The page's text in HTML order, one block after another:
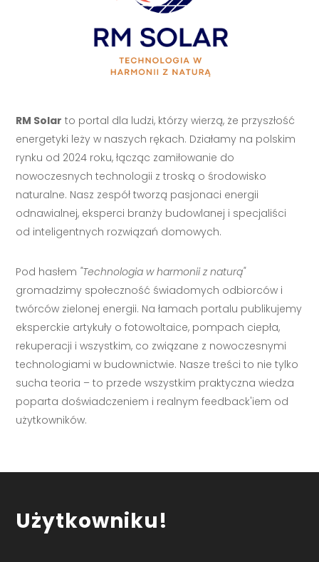
RM Solar to portal dla ludzi, którzy wierzą, że przyszłość
energetyki leży w naszych rękach. Działamy na polskim
rynku od 2024 roku, łącząc zamiłowanie do
nowoczesnych technologii z troską o środowisko
naturalne. Nasz zespół tworzą pasjonaci energii
odnawialnej, eksperci branży budowlanej i specjaliści
od inteligentnych rozwiązań domowych.
Pod hasłem "Technologia w harmonii z naturą"
gromadzimy społeczność świadomych odbiorców i
twórców zielonej energii. Na łamach portalu publikujemy
eksperckie artykuły o fotowoltaice, pompach ciepła,
rekuperacji i wszystkim, co związane z nowoczesnymi
technologiami w budownictwie. Nasze treści to nie tylko
sucha teoria – to przede wszystkim praktyczna wiedza
poparta doświadczeniem i realnym feedback'iem od
użytkowników.
Użytkowniku!